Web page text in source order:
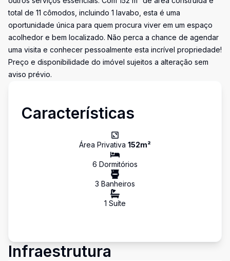
total de 11 cômodos, incluindo 1 lavabo, esta é uma
oportunidade única para quem procura viver em um espaço
acolhedor e bem localizado. Não perca a chance de agendar
uma visita e conhecer pessoalmente esta incrível propriedade!
Preço e disponibilidade do imóvel sujeitos a alteração sem
aviso prévio.
Características
Área Privativa 152m²
6 Dormitórios
3 Banheiros
1 Suíte
Infraestrutura